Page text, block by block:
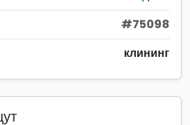
#75098
клининг